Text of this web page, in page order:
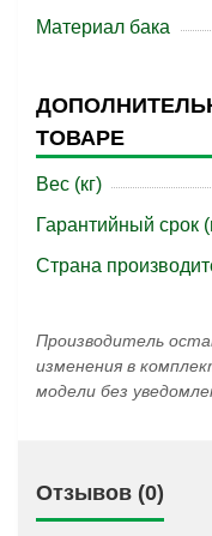
Материал бака
ТОВАРЕ
Вес (кг)
Гарантийный срок
Страна
Производитель
изменения в
модели без
Отзывов (0)